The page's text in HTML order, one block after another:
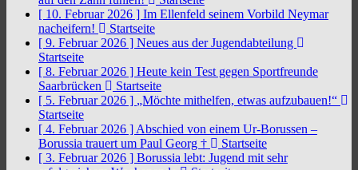
[ 10. Februar 2026 ] Im Ellenfeld seinem Vorbild Neymar
nacheifern!
Startseite
[ 9. Februar 2026 ] Neues aus der Jugendabteilung
Startseite
[ 8. Februar 2026 ] Heute kein Test gegen Sportfreunde
Saarbrücken
Startseite
[ 5. Februar 2026 ] „Möchte mithelfen, etwas aufzubauen!“
Startseite
[ 4. Februar 2026 ] Abschied von einem Ur-Borussen –
Borussia trauert um Paul Georg †
Startseite
[ 3. Februar 2026 ] Borussia lebt: Jugend mit sehr